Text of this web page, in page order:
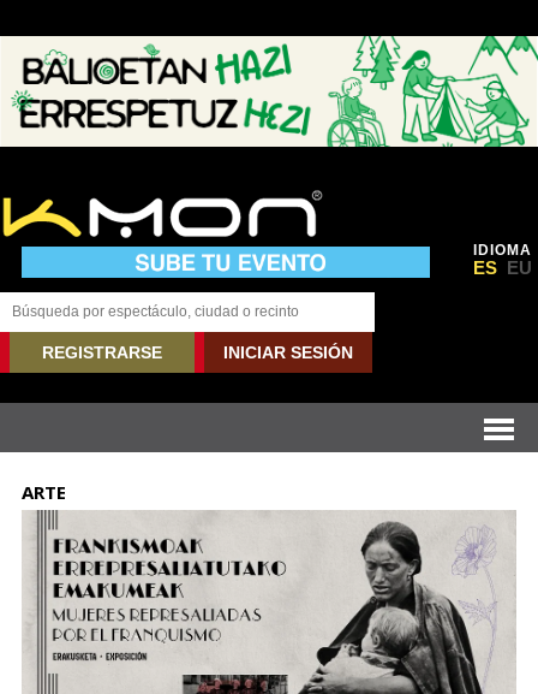
IDIOMA
ES EU
REGISTRARSE INICIAR SESIÓN
ARTE